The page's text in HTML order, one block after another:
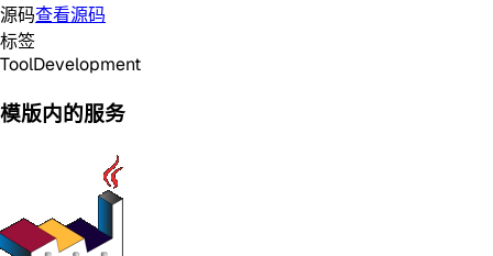
源码查看源码
标签
ToolDevelopment
模版内的服务